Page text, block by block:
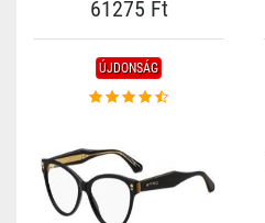
61275 Ft
ÚJDONSÁG